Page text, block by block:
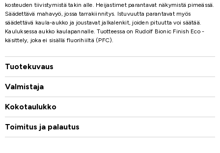
kosteuden tiivistymistä takin alle. Heijastimet parantavat näkymistä pimeässä.
Säädettävä mahavyö, jossa tarrakiinnitys. Istuvuutta parantavat myös
säädettävä kaula-aukko ja joustavat jalkalenkit, joiden pituutta voi säätää.
Kauluksessa aukko kaulapannalle. Tuotteessa on Rudolf Bionic Finish Eco -
käsittely, joka ei sisällä fluorihiiltä (PFC).
Tuotekuvaus
Valmistaja
Kokotaulukko
Toimitus ja palautus